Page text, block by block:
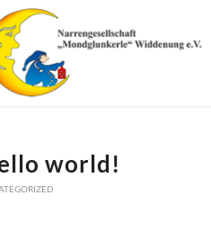
world!